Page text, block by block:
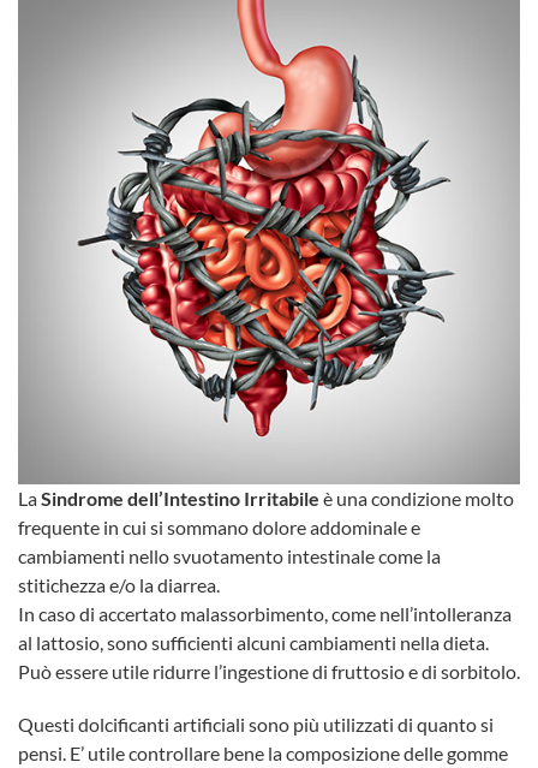
LaSindrome dell’Intestino Irritabile è una condizione molto
frequente in cui si sommano dolore addominale e
cambiamenti nello svuotamento intestinale come la
stitichezza e/o la diarrea.
In caso di accertato malassorbimento, come nell’intolleranza
al lattosio, sono sufficienti alcuni cambiamenti nella dieta.
Può essere utile ridurre l’ingestione di fruttosio e di sorbitolo.
Questi dolcificanti artificiali sono più utilizzati di quanto si
pensi. E’ utile controllare bene la composizione delle gomme